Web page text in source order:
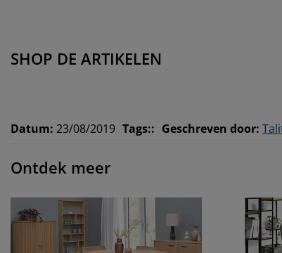
SHOP DE ARTIKELEN
Datum: 23/08/2019 Tags:: Geschreven door:
Ontdek meer